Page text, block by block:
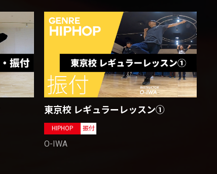
東京校 レギュラーレッスン①
HIPHOP 振付
O-IWA